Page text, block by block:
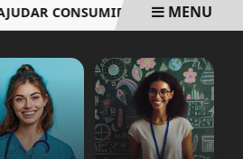
CONSUMIDOR A NÃO CAIR EM
MENU